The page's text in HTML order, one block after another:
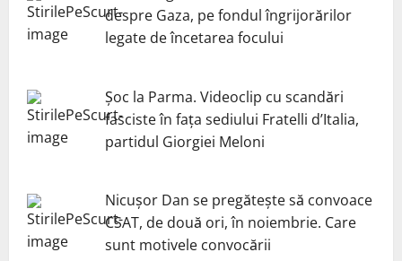
despre Gaza, pe fondul îngrijorărilor
legate de încetarea focului
Șoc la Parma. Videoclip cu scandări
fasciste în fața sediului Fratelli d’Italia,
partidul Giorgiei Meloni
Nicuşor Dan se pregăteşte să convoace
CSAT, de două ori, în noiembrie. Care
sunt motivele convocării